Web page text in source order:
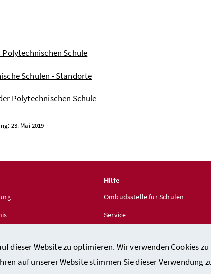
dieser Website zu optimieren. Wir verwenden Cookies
auf unserer Website stimmen Sie dieser Verwendung
Schule
Schulen - Standorte
Polytechnischen Schule
23. Mai 2019
Hilfe
Ombudsstelle für Schulen
Service